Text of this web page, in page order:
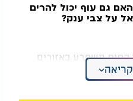
האם גם עוף יכול להרים
אל על צבי ענק?
התות משתרע באזורים
השקט, לרבות
הוא חי בעיקר